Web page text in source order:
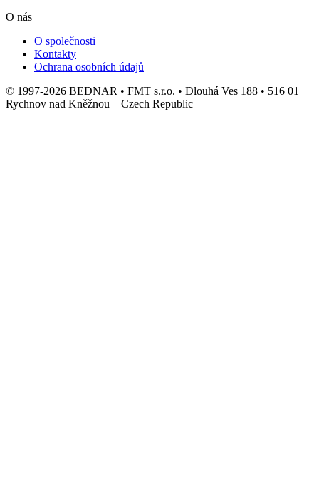
O nás
O společnosti
Kontakty
Ochrana osobních údajů
© 1997-2026 BEDNAR • FMT s.r.o. • Dlouhá Ves 188 • 516 01
Rychnov nad Kněžnou – Czech Republic